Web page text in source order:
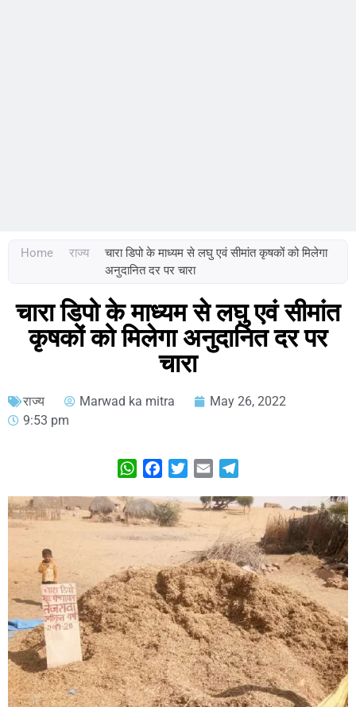
Home राज्य
चारा डिपो के माध्यम से लघु एवं सीमांत कृषकों को मिलेगा
अनुदानित दर पर चारा
चारा डिपो के माध्यम से लघु एवं सीमांत
कृषकों को मिलेगा अनुदानित दर पर
चारा
राज्य Marwad ka mitra
May 26, 2022
9:53 pm
WhatsAppFacebookTwitterEmail